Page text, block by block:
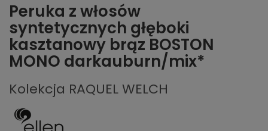
Peruka z włosów
syntetycznych głęboki
kasztanowy brąz BOSTON
MONO darkauburn/mix*
Kolekcja RAQUEL WELCH